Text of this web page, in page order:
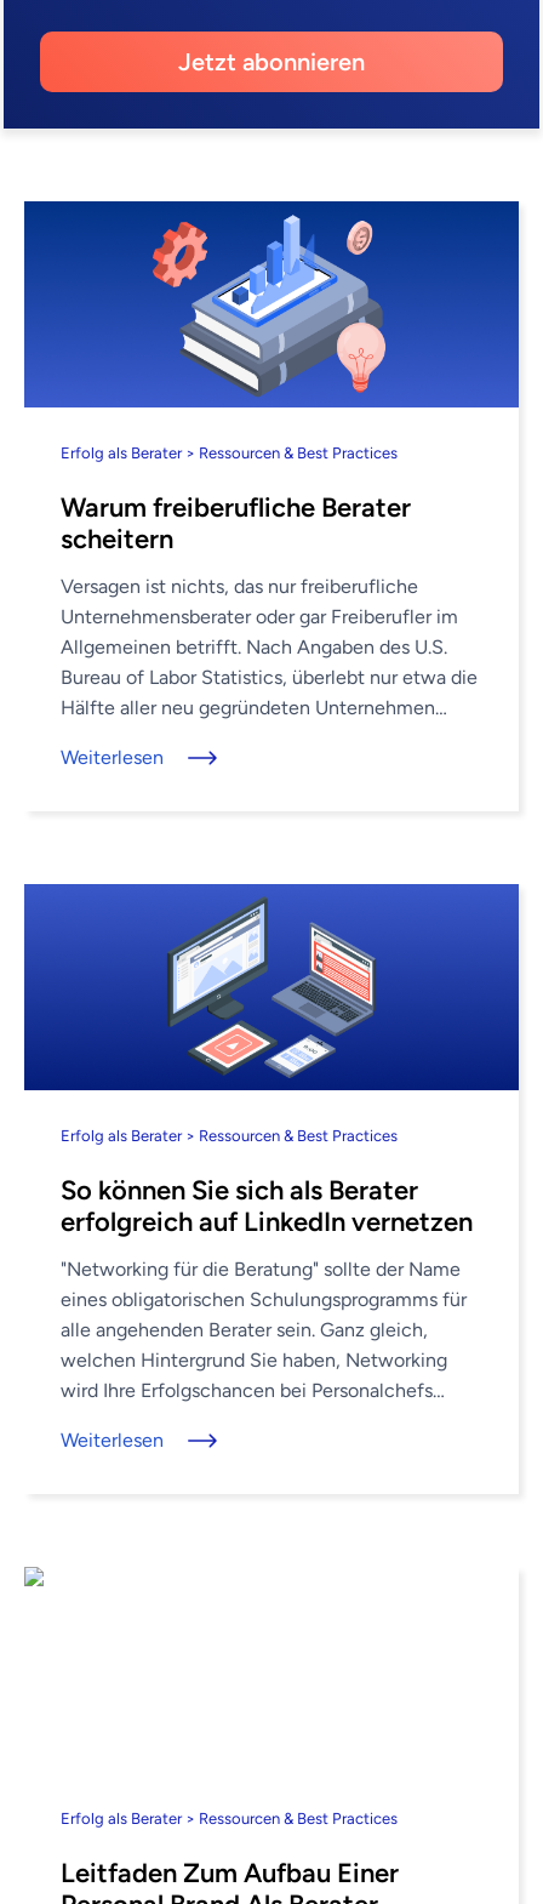
Jetzt abonnieren
Erfolg als Berater > Ressourcen & Best Practices
Warum freiberufliche Berater
scheitern
Versagen ist nichts, das nur freiberufliche
Unternehmensberater oder gar Freiberufler im
Allgemeinen betrifft. Nach Angaben des U.S.
Bureau of Labor Statistics, überlebt nur etwa die
Hälfte aller neu gegründeten Unternehmen
Weiterlesen
Erfolg als Berater > Ressourcen & Best Practices
So können Sie sich als Berater
erfolgreich auf LinkedIn vernetzen
"Networking für die Beratung" sollte der Name
eines obligatorischen Schulungsprogramms für
alle angehenden Berater sein. Ganz gleich,
welchen Hintergrund Sie haben, Networking
wird Ihre Erfolgschancen bei Personalchefs
stärken und Ihnen helfen, Kontakte zu
Weiterlesen
Erfolg als Berater > Ressourcen & Best Practices
Leitfaden Zum Aufbau Einer